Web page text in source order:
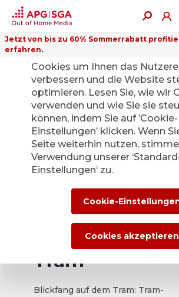
Jetzt von bis zu 60% Sommerrabatt
erfahren.
Tram
Blickfang auf dem Tram: Tram-
Auf dieser Website verwenden
Cookies um Ihnen das
verbessern und die Website
optimieren. Lesen Sie, wie wir
verwenden und wie Sie sie
können, indem Sie auf ’Cookie-
Einstellungen’ klicken. Wenn
Seite weiterhin nutzen,
Verwendung unserer
Einstellungen‘ zu.
Cookie-
Cookies akzeptieren